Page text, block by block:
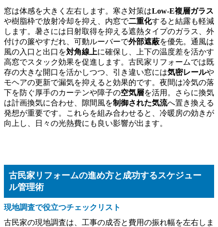
窓は体感を大きく左右します。寒さ対策はLow-E複層ガラス
や樹脂枠で放射冷却を抑え、内窓で二重化すると結露も軽減
します。暑さには日射取得を抑える遮熱タイプのガラス、外
付けの簾やすだれ、可動ルーバーで外部遮蔽を優先。通風は
風の入口と出口を対角線上に確保し、上下の温度差を活かす
高窓でスタック効果を促進します。古民家リフォームでは既
存の大きな開口を活かしつつ、引き違い窓には気密レールや
モヘアの更新で漏気を抑えると効果的です。夜間は冷気の落
下を防ぐ厚手のカーテンや障子の空気層を活用。さらに換気
は計画換気に合わせ、隙間風を制御された気流へ置き換える
発想が重要です。これらを組み合わせると、冷暖房の効きが
向上し、日々の光熱費にも良い影響が出ます。
古民家リフォームの進め方と成功するスケジュー
ル管理術
現地調査で役立つチェックリスト
古民家の現地調査は、工事の成否と費用の振れ幅を左右しま